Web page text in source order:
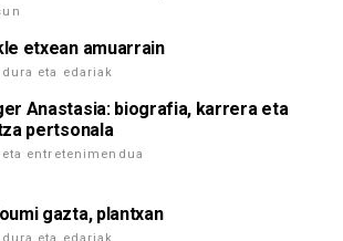
etxean amuarrain
eta edariak
Anastasia: biografia, karrera eta
pertsonala
entretenimendua
gazta, plantxan
eta edariak